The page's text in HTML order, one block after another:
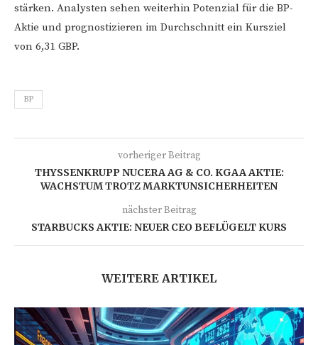
stärken. Analysten sehen weiterhin Potenzial für die BP-
Aktie und prognostizieren im Durchschnitt ein Kursziel
von 6,31 GBP.
BP
vorheriger Beitrag
THYSSENKRUPP NUCERA AG & CO. KGAA AKTIE:
WACHSTUM TROTZ MARKTUNSICHERHEITEN
nächster Beitrag
STARBUCKS AKTIE: NEUER CEO BEFLÜGELT KURS
WEITERE ARTIKEL